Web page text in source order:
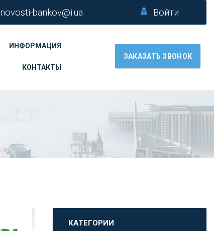
novosti-bankov@i.ua Войти
ИНФОРМАЦИЯ
КОНТАКТЫ
ЗАКАЗАТЬ ЗВОНОК
КАТЕГОРИИ